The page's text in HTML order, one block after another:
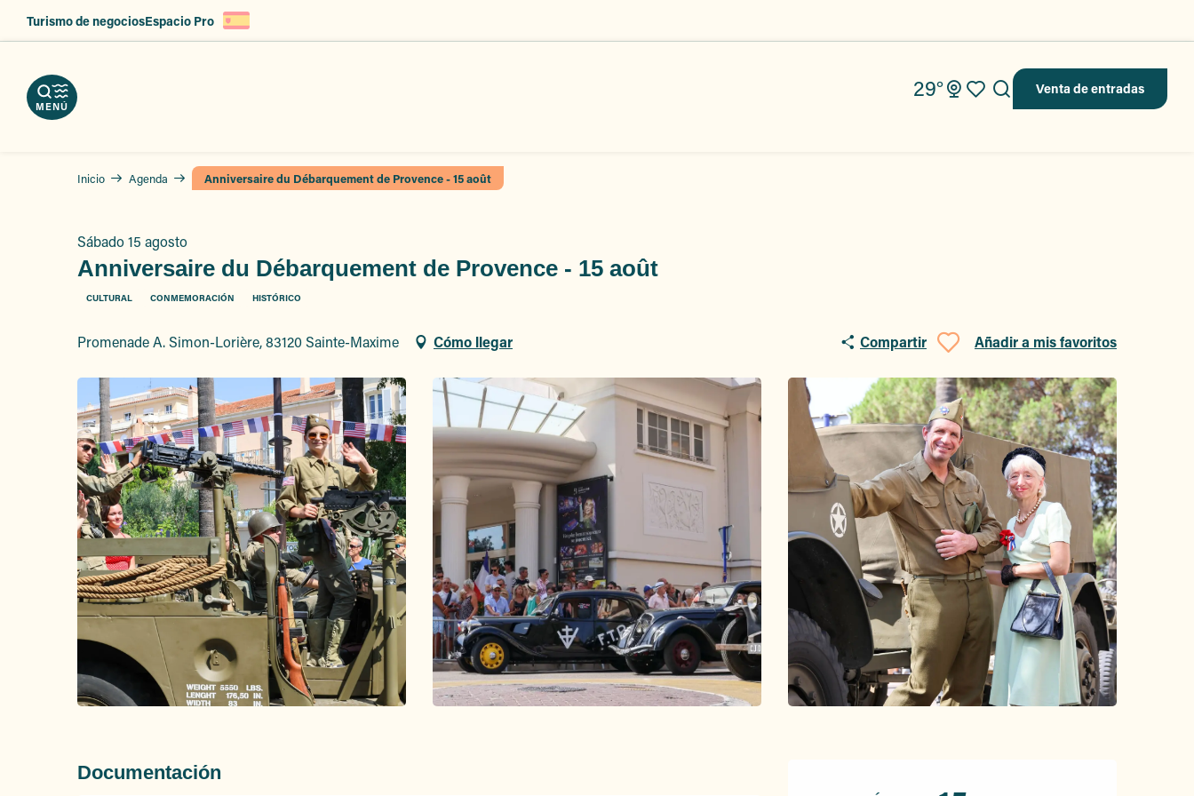
principal
29° Venta de entradas
Voir les favoris
Buscar
Turismo de negociosEspacio Pro
MENÚ
Inicio Agenda Anniversaire du Débarquement de Provence - 15 août
Sábado 15 agosto
Anniversaire du Débarquement de Provence - 15 août
CULTURAL CONMEMORACIÓN HISTÓRICO
Promenade A. Simon-Lorière, 83120 Sainte-Maxime Cómo llegar Compartir
Ajouter aux
Añadir a mis favoritos
Documentación